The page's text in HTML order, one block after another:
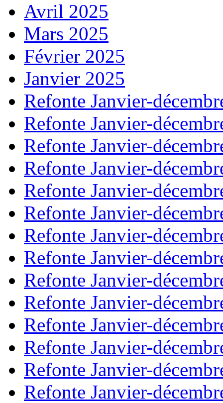
Avril 2025
Mars 2025
Février 2025
Janvier 2025
Refonte Janvier-
Refonte Janvier-
Refonte Janvier-
Refonte Janvier-
Refonte Janvier-
Refonte Janvier-
Refonte Janvier-
Refonte Janvier-
Refonte Janvier-
Refonte Janvier-
Refonte Janvier-
Refonte Janvier-
Refonte Janvier-
Refonte Janvier-